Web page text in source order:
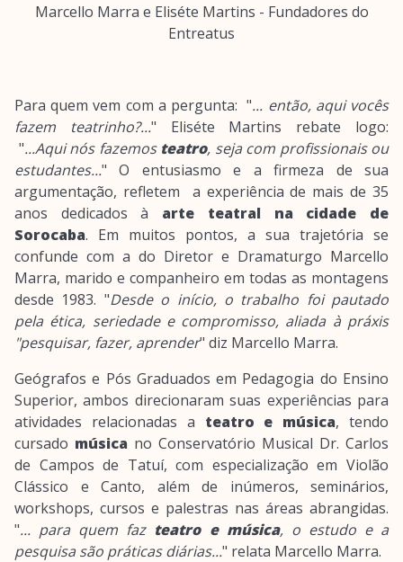
Marcello Marra e Eliséte Martins - Fundadores do
Entreatus
Para quem vem com a pergunta: "... então, aqui vocês
fazem teatrinho?..." Eliséte Martins rebate logo:
"...Aqui nós fazemos teatro, seja com profissionais ou
estudantes..." O entusiasmo e a firmeza de sua
argumentação, refletem a experiência de mais de 35
anos dedicados à arte teatral na cidade de
Sorocaba. Em muitos pontos, a sua trajetória se
confunde com a do Diretor e Dramaturgo Marcello
Marra, marido e companheiro em todas as montagens
desde 1983. "Desde o início, o trabalho foi pautado
pela ética, seriedade e compromisso, aliada à práxis
"pesquisar, fazer, aprender" diz Marcello Marra.
Geógrafos e Pós Graduados em Pedagogia do Ensino
Superior, ambos direcionaram suas experiências para
atividades relacionadas a teatro e música, tendo
cursado música no Conservatório Musical Dr. Carlos
de Campos de Tatuí, com especialização em Violão
Clássico e Canto, além de inúmeros, seminários,
workshops, cursos e palestras nas áreas abrangidas.
"... para quem faz teatro e música, o estudo e a
pesquisa são práticas diárias..." relata Marcello Marra.